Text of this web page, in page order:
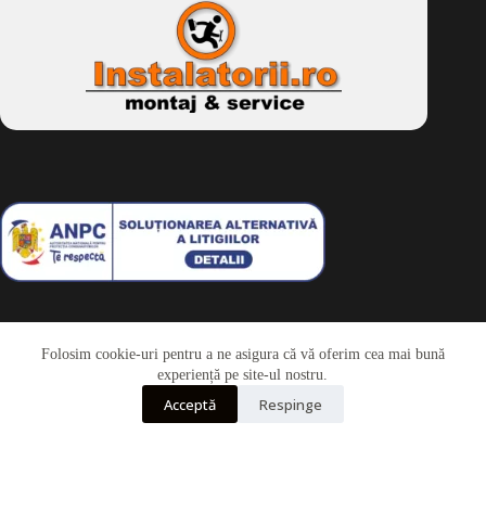
Folosim cookie-uri pentru a ne asigura că vă oferim cea mai bună
experiență pe site-ul nostru.
Acceptă Respinge
Drepturi de autor © 2026 - Dkbike.ropowered by